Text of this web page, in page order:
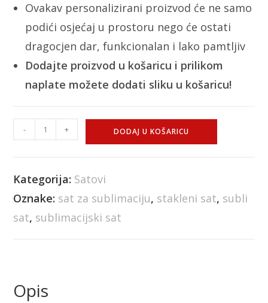
Ovakav personalizirani proizvod će ne samo
podići osjećaj u prostoru nego će ostati
dragocjen dar, funkcionalan i lako pamtljiv
Dodajte proizvod u košaricu i prilikom
naplate možete dodati sliku u košaricu!
- + DODAJ U KOŠARICU
Kategorija: Satovi
Oznake: sat za sublimaciju, stakleni sat, subli
sat, sublimacijski sat
Opis